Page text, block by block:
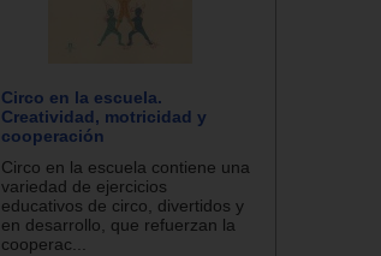
Circo en la escuela.
Creatividad, motricidad y
cooperación
Circo en la escuela contiene una
variedad de ejercicios
educativos de circo, divertidos y
en desarrollo, que refuerzan la
cooperac...